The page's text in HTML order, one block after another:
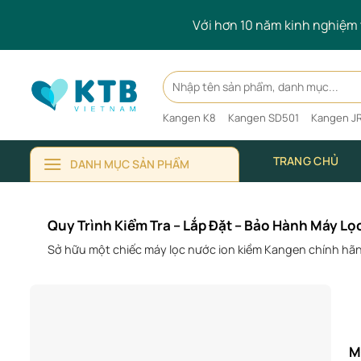
content
Với hơn 10 năm kinh
Search
for:
Kangen K8 Kangen SD501 Kangen
DANH MỤC SẢN PHẨM TRANG CHỦ
Quy Trình Kiểm Tra – Lắp Đặt – Bảo Hành Máy
Sở hữu một chiếc máy lọc nước ion kiềm Kangen chính